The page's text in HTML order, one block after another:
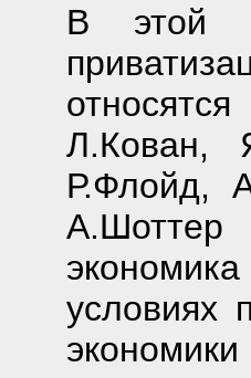
В этой
Л.Кован,
Р.Флойд,
условиях